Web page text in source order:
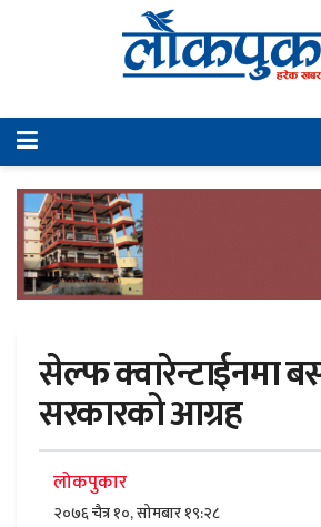
सेल्फ क्वारेन्टाईनमा
सरकारको आग्रह
लोकपुकार
२०७६ चैत्र १०, सोमबार १९:२८